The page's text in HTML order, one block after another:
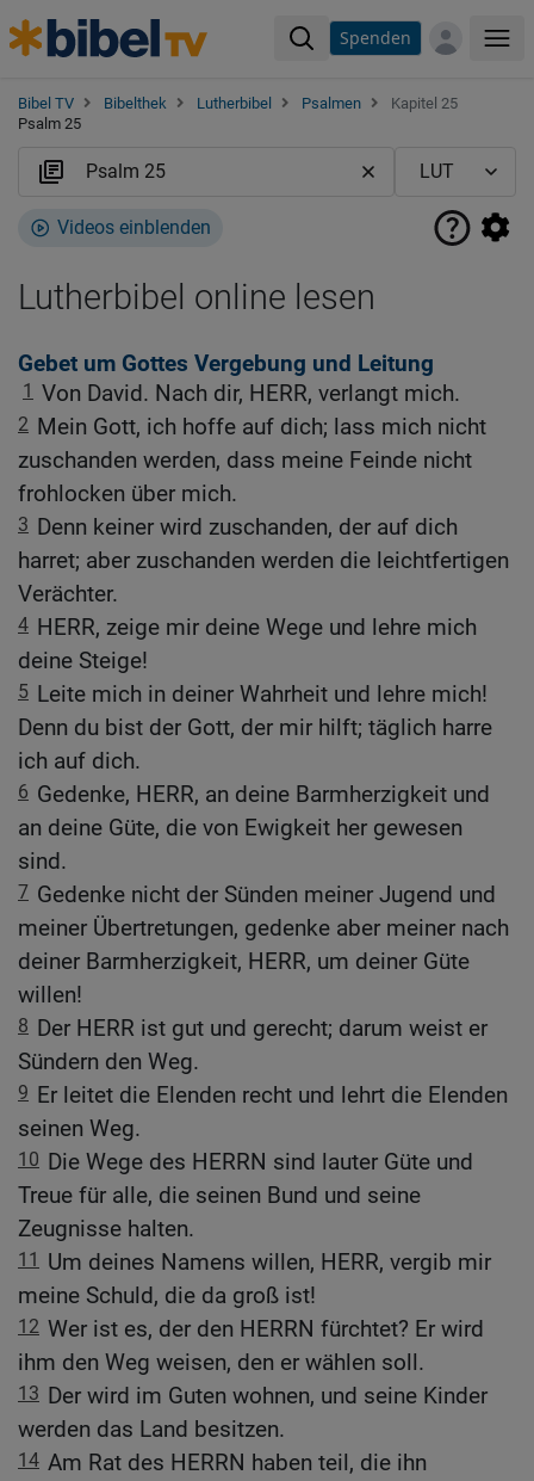
Spenden
Bibel TV Bibelthek Lutherbibel Psalmen
Kapitel 25
Psalm 25
Videos einblenden
Lutherbibel online lesen
Gebet um Gottes Vergebung und Leitung
1 Von David. Nach dir, HERR, verlangt mich.
2 Mein Gott, ich hoffe auf dich; lass mich nicht
zuschanden werden, dass meine Feinde nicht
frohlocken über mich.
3 Denn keiner wird zuschanden, der auf dich
harret; aber zuschanden werden die leichtfertigen
Verächter.
4 HERR, zeige mir deine Wege und lehre mich
deine Steige!
5 Leite mich in deiner Wahrheit und lehre mich!
Denn du bist der Gott, der mir hilft; täglich harre
ich auf dich.
6 Gedenke, HERR, an deine Barmherzigkeit und
an deine Güte, die von Ewigkeit her gewesen
sind.
7 Gedenke nicht der Sünden meiner Jugend und
meiner Übertretungen, gedenke aber meiner nach
deiner Barmherzigkeit, HERR, um deiner Güte
willen!
8 Der HERR ist gut und gerecht; darum weist er
Sündern den Weg.
9 Er leitet die Elenden recht und lehrt die Elenden
seinen Weg.
10 Die Wege des HERRN sind lauter Güte und
Treue für alle, die seinen Bund und seine
Zeugnisse halten.
11
Um deines Namens willen, HERR, vergib mir
meine Schuld, die da groß ist!
12 Wer ist es, der den HERRN fürchtet? Er wird
ihm den Weg weisen, den er wählen soll.
13 Der wird im Guten wohnen, und seine Kinder
werden das Land besitzen.
14 Am Rat des HERRN haben teil, die ihn